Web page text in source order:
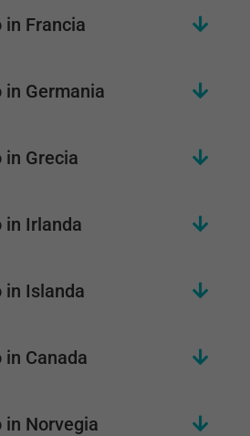
in Francia
in Germania
in Grecia
in Irlanda
in Islanda
Canada
in Norvegia